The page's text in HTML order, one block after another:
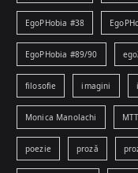
EgoPHobia #38
EgoPHobia #89/90
filosofie imagini
Monica Manolachi
poezie proză